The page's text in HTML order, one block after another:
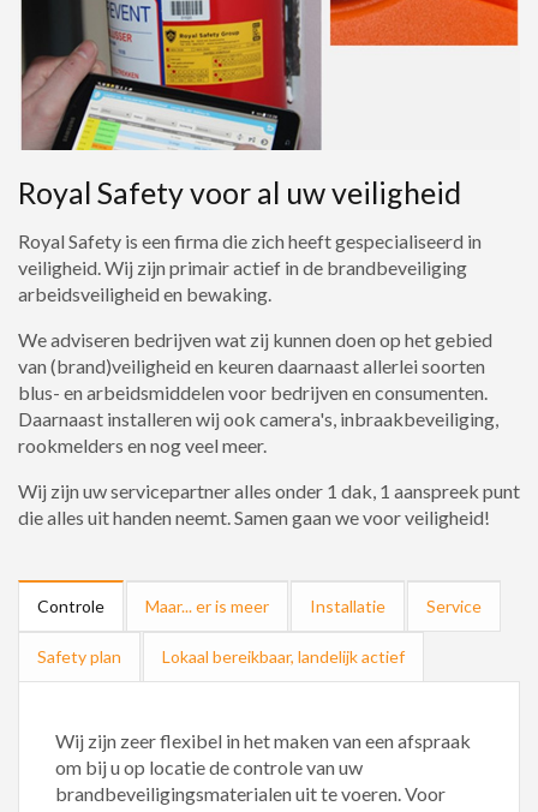
Royal Safety voor al uw veiligheid
Royal Safety is een firma die zich heeft gespecialiseerd in
veiligheid. Wij zijn primair actief in de brandbeveiliging
arbeidsveiligheid en bewaking.
We adviseren bedrijven wat zij kunnen doen op het gebied
van (brand)veiligheid en keuren daarnaast allerlei soorten
blus- en arbeidsmiddelen voor bedrijven en consumenten.
Daarnaast installeren wij ook camera's, inbraakbeveiliging,
rookmelders en nog veel meer.
Wij zijn uw servicepartner alles onder 1 dak, 1 aanspreek punt
die alles uit handen neemt. Samen gaan we voor veiligheid!
Controle Maar... er is meer Installatie Service
Safety plan Lokaal bereikbaar, landelijk actief
Wij zijn zeer flexibel in het maken van een afspraak
om bij u op locatie de controle van uw
brandbeveiligingsmaterialen uit te voeren. Voor